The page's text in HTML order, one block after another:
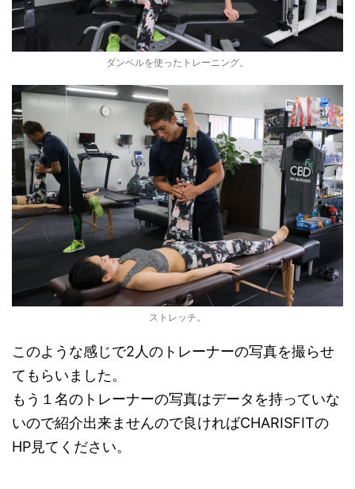
ダンベルを使ったトレーニング。
ストレッチ。
このような感じで2人のトレーナーの写真を撮らせ
てもらいました。
もう１名のトレーナーの写真はデータを持っていな
いので紹介出来ませんので良ければCHARISFITの
HP見てください。